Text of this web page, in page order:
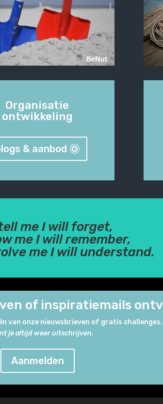
Organisatie
ontwikkeling
& aanbod
me I will forget,
me I will remember,
me I will understand.
of inspiratiemails
van onze nieuwsbrieven of gratis challenges.
je altijd weer uitschrijven.
Aanmelden